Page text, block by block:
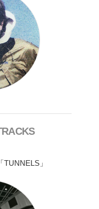
」